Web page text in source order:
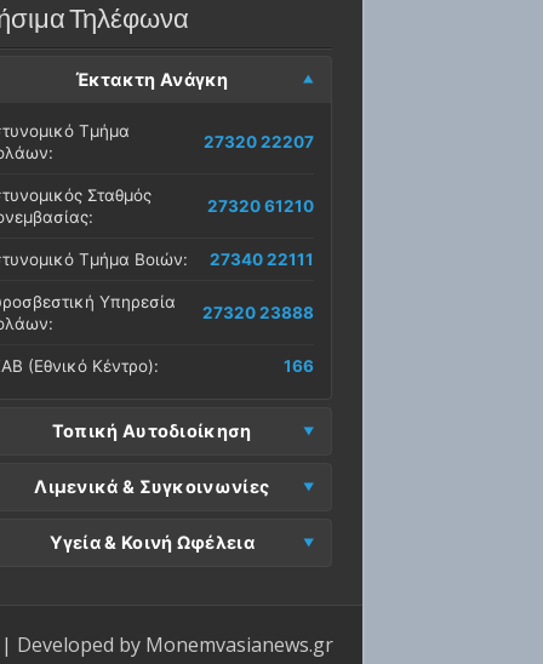
Τηλέφωνα
Έκτακτη Ανάγκη
Τμήμα
27320 22207
Σταθμός
27320 61210
Τμήμα Βοιών: 27340 22111
Υπηρεσία
27320 23888
(Εθνικό Κέντρο): 166
Τοπική Αυτοδιοίκηση
Μονεμβασίας
27323 60500
Μονεμβασίας
27323 60019
Μονεμβασίας: 27323 60031
Λιμενικά & Συγκοινωνίες
27320 61266
Λακωνίας (Σταθμός
27320 22209
Υγεία & Κοινή Ωφέλεια
Developed by Monemvasianews.gr